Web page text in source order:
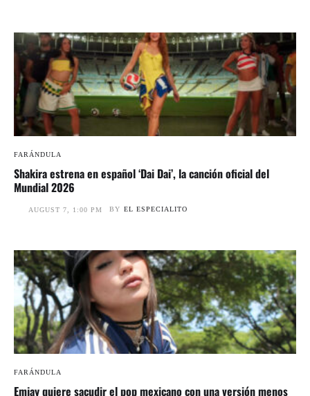
FARÁNDULA
Shakira estrena en español ‘Dai Dai’, la canción oficial del
Mundial 2026
AUGUST 7, 1:00 PM BY EL ESPECIALITO
FARÁNDULA
Emjay quiere sacudir el pop mexicano con una versión menos